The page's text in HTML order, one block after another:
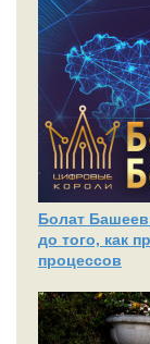
Болат
до того, как
процессов